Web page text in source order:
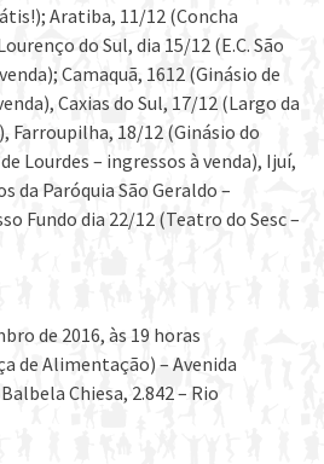
Aratiba, 11/12 (Concha
do Sul, dia 15/12 (E.C. São
Camaquã, 1612 (Ginásio de
Caxias do Sul, 17/12 (Largo da
Farroupilha, 18/12 (Ginásio do
Lourdes – ingressos à venda), Ijuí,
da Paróquia São Geraldo –
Fundo dia 22/12 (Teatro do Sesc –
de 2016, às 19 horas
de Alimentação) – Avenida
Chiesa, 2.842 – Rio